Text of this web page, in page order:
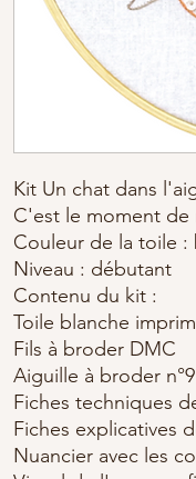
Kit Un chat dans
C'est le moment de
Couleur de la toile :
Niveau : débutant
Contenu du kit :
Toile blanche
Fils à broder DMC
Aiguille à broder n°9
Fiches techniques
Fiches explicatives
Nuancier avec les